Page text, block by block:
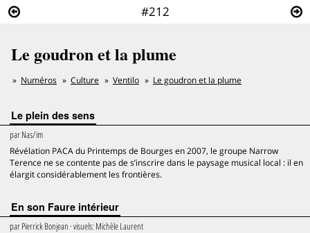
#212
Le goudron et la plume
Numéros Culture Ventilo Le goudron et la plume
Le plein des sens
parNas/im
Révélation PACA du Printemps de Bourges en 2007, le groupe Narrow
Terence ne se contente pas de s’inscrire dans le paysage musical local : il en
élargit considérablement les frontières.
En son Faure intérieur
parPierrick Bonjean · visuels: Michèle Laurent